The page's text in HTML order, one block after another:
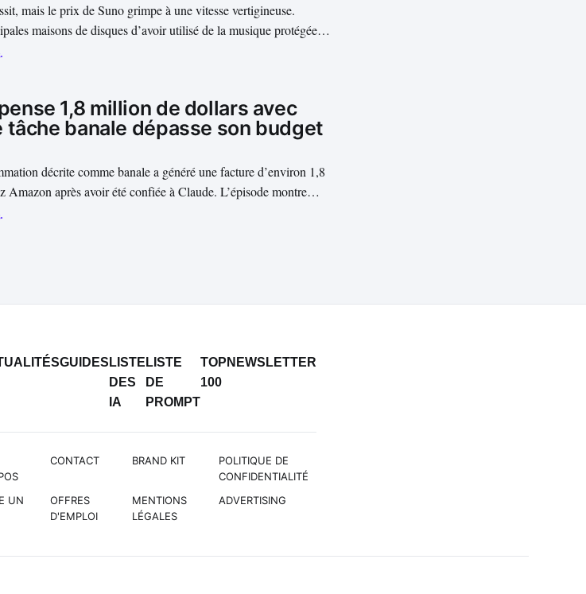
mais le prix de Suno grimpe à une vitesse vertigineuse.
maisons de disques d’avoir utilisé de la musique protégée
la startup vient pourtant de franchir un nouveau cap financier
1,8 million de dollars avec
tâche banale dépasse son budget
décrite comme banale a généré une facture d’environ 1,8
Amazon après avoir été confiée à Claude. L’épisode montre
peut transformer quelques modifications automatisées en
GUIDES LISTE
DES
IA
LISTE
DE
PROMPT
TOP
100
NEWSLETTER
UN
CONTACT
OFFRES
D'EMPLOI
BRAND KIT
MENTIONS
LÉGALES
POLITIQUE DE
CONFIDENTIALITÉ
ADVERTISING